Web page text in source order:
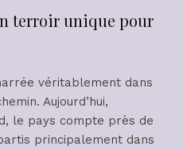
terroir unique pour
véritablement dans
Aujourd’hui,
le pays compte près de
principalement dans